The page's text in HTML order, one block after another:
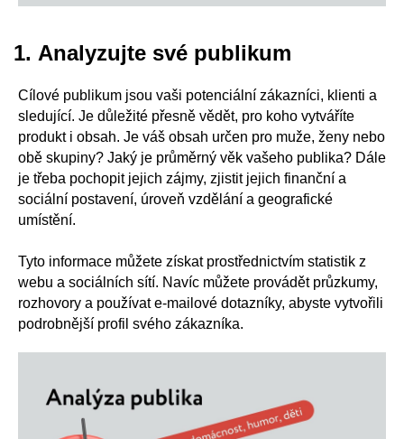
Analyzujte své publikum
Cílové publikum jsou vaši potenciální zákazníci, klienti a
sledující. Je důležité přesně vědět, pro koho vytváříte
produkt i obsah. Je váš obsah určen pro muže, ženy nebo
obě skupiny? Jaký je průměrný věk vašeho publika? Dále
je třeba pochopit jejich zájmy, zjistit jejich finanční a
sociální postavení, úroveň vzdělání a geografické
umístění.
Tyto informace můžete získat prostřednictvím statistik z
webu a sociálních sítí. Navíc můžete provádět průzkumy,
rozhovory a používat e-mailové dotazníky, abyste vytvořili
podrobnější profil svého zákazníka.